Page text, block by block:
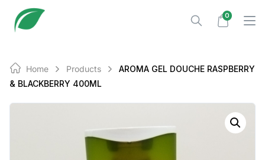
0
Home Products
AROMA GEL DOUCHE RASPBERRY
& BLACKBERRY 400ML